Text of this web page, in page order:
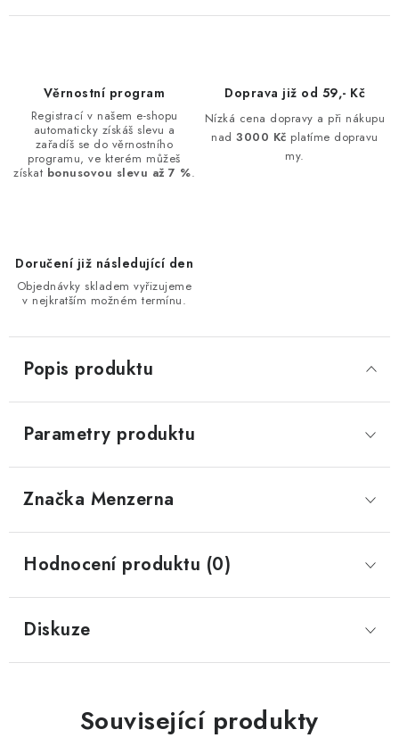
Věrnostní program
Registrací v našem e-shopu
automaticky získáš slevu a
zařadíš se do věrnostního
programu, ve kterém můžeš
získat bonusovou slevu až 7 %.
Doprava již od 59,- Kč
Nízká cena dopravy a při nákupu
nad3000 Kč platíme dopravu
my.
Doručení již následující den
Objednávky skladem vyřizujeme
v nejkratším možném termínu.
Popis produktu
Parametry produktu
Značka Menzerna
Hodnocení produktu (0)
Diskuze
Související produkty